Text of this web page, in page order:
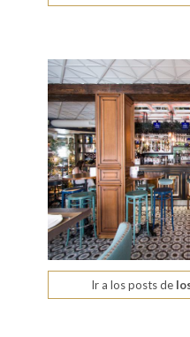
Ir a los posts de